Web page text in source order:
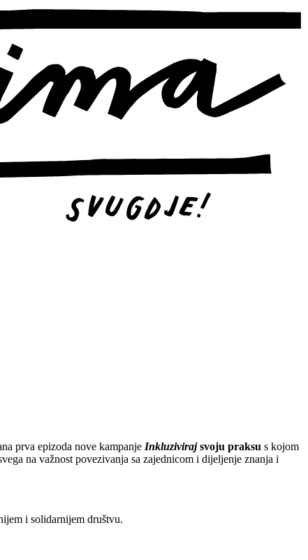
prva epizoda nove kampanje Inkluzivirajsvoju praksu s kojom
na važnost povezivanja sa zajednicom i dijeljenje znanja i
i solidarnijem društvu.